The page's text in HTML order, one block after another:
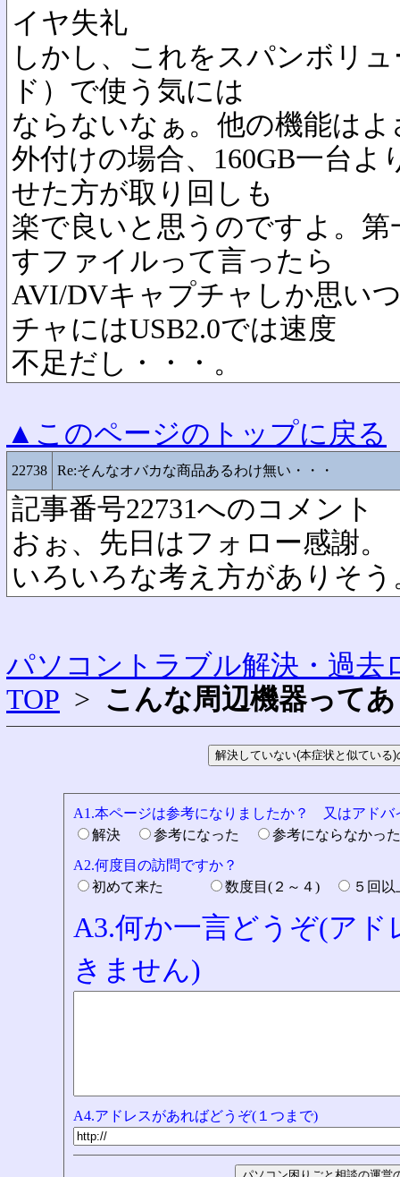
イヤ失礼
しかし、これをスパンボリ
ド）で使う気には
ならないなぁ。他の機能は
外付けの場合、160GB一台よ
せた方が取り回しも
楽で良いと思うのですよ。第
すファイルって言ったら
AVI/DVキャプチャしか思い
チャにはUSB2.0では速度
不足だし・・・。
▲このページのトップに戻る
22738 Re:そんなオバカな商品あるわけ無い・・・
記事番号22731へのコメント
おぉ、先日はフォロー感謝。
いろいろな考え方がありそう
パソコントラブル解決・過去
TOP > こんな周辺機器って
A1.本ページは参考になりましたか？ 又はアドバ
解決
参考になった
参考にならなか
A2.何度目の訪問ですか？
初めて来た
数度目(２～４) ５回
A3.何か一言どうぞ(ア
きません)
A4.アドレスがあればどうぞ(１つまで)